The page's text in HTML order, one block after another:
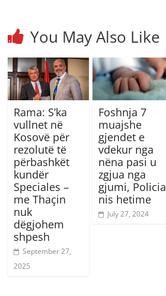
You May Also Like
Rama: S’ka
vullnet në
Kosovë për
rezolutë të
përbashkët
kundër
Speciales –
me Thaçin
nuk
dëgjohem
shpesh
September 27,
2025
Foshnja 7
muajshe
gjendet e
vdekur nga
nëna pasi u
zgjua nga
gjumi, Policia
nis hetime
July 27, 2024